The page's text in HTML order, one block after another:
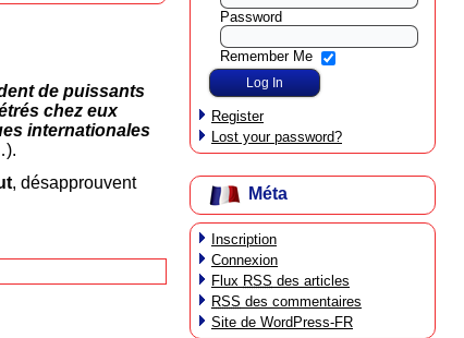
de puissants
chez eux
internationales
, désapprouvent
Password
Remember Me
Register
Lost your password?
Méta
Inscription
Connexion
Flux RSS des articles
RSS des commentaires
Site de WordPress-FR